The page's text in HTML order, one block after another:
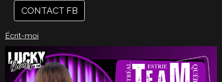
CONTACT FB
Écrit-moi